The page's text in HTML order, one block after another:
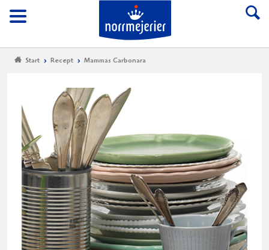
Meny
Till Norrmejerier
Start Recept Mammas Carbonara